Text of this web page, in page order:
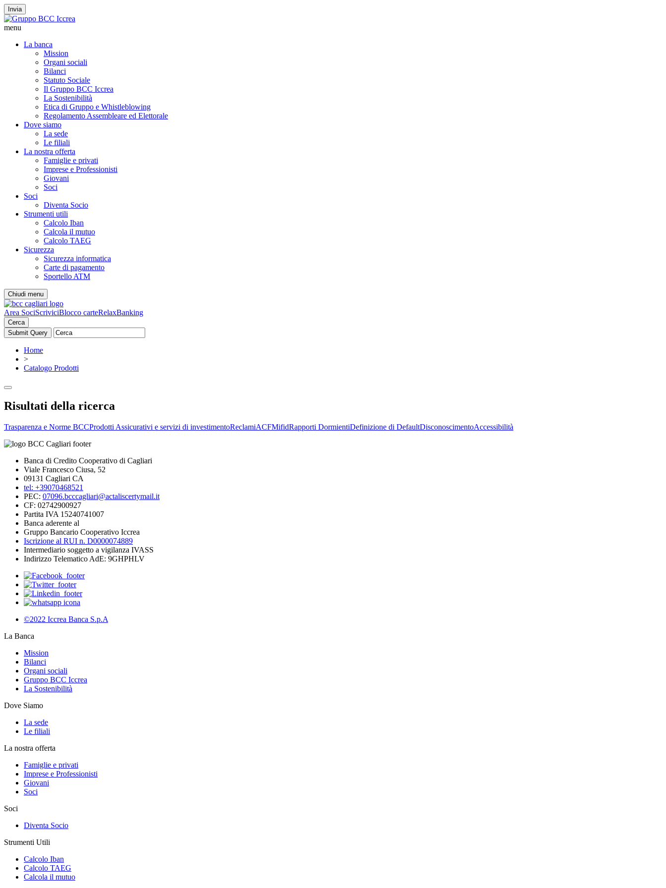
Invia
menu
La banca
Mission
Organi sociali
Bilanci
Statuto Sociale
Il Gruppo BCC Iccrea
La Sostenibilità
Etica di Gruppo e Whistleblowing
Regolamento Assembleare ed Elettorale
Dove siamo
La sede
Le filiali
La nostra offerta
Famiglie e privati
Imprese e Professionisti
Giovani
Soci
Soci
Diventa Socio
Strumenti utili
Calcolo Iban
Calcola il mutuo
Calcolo TAEG
Sicurezza
Sicurezza informatica
Carte di pagamento
Sportello ATM
Chiudi menu
Area SociScriviciBlocco carteRelaxBanking
Cerca
Home
>
Catalogo Prodotti
Risultati della ricerca
Trasparenza e Norme BCCProdotti Assicurativi e servizi di investimentoReclamiACFMifidRapporti DormientiDefinizione di DefaultDisconoscimentoAccessibilità
Banca di Credito Cooperativo di Cagliari
Viale Francesco Ciusa, 52
09131 Cagliari CA
tel: +39070468521
PEC: 07096.bcccagliari@actaliscertymail.it
CF: 02742900927
Partita IVA 15240741007
Banca aderente al
Gruppo Bancario Cooperativo Iccrea
Iscrizione al RUI n. D0000074889
Intermediario soggetto a vigilanza IVASS
Indirizzo Telematico AdE: 9GHPHLV
©2022 Iccrea Banca S.p.A
La Banca
Mission
Bilanci
Organi sociali
Gruppo BCC Iccrea
La Sostenibilità
Dove Siamo
La sede
Le filiali
La nostra offerta
Famiglie e privati
Imprese e Professionisti
Giovani
Soci
Soci
Diventa Socio
Strumenti Utili
Calcolo Iban
Calcolo TAEG
Calcola il mutuo